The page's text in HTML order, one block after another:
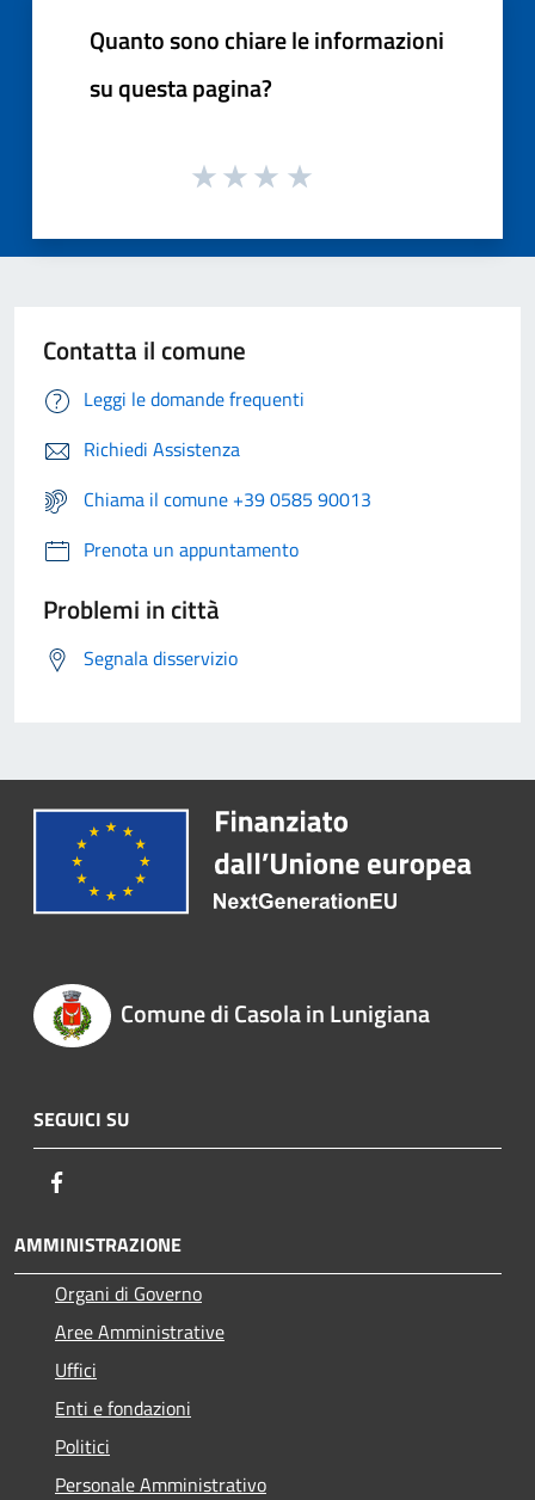
Quanto sono chiare le informazioni
su questa pagina?
Contatta il comune
Leggi le domande frequenti
Richiedi Assistenza
Chiama il comune +39 0585 90013
Prenota un appuntamento
Problemi in città
Segnala disservizio
Comune di Casola in Lunigiana
SEGUICI SU
AMMINISTRAZIONE
Organi di Governo
Aree Amministrative
Uffici
Enti e fondazioni
Politici
Personale Amministrativo